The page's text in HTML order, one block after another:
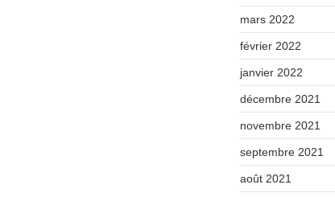
mars 2022
février 2022
janvier 2022
décembre 2021
novembre 2021
septembre 2021
août 2021